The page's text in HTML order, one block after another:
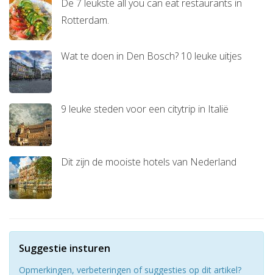
De 7 leukste all you can eat restaurants in
Rotterdam.
Wat te doen in Den Bosch? 10 leuke uitjes
9 leuke steden voor een citytrip in Italië
Dit zijn de mooiste hotels van Nederland
Suggestie insturen
Opmerkingen, verbeteringen of suggesties op dit artikel?